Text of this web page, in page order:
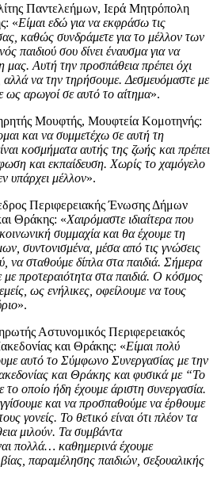
Παντελεήμων, Ιερά Μητρόπολη
«Είμαι εδώ για να εκφράσω τις
καθώς συνδράμετε για το μέλλον των
παιδιού σου δίνει έναυσμα για να
μας. Αυτή την προσπάθεια πρέπει όχι
να την τηρήσουμε. Δεσμευόμαστε με
ως αρωγοί σε αυτό το αίτημα».
Μουφτής, Μουφτεία Κομοτηνής:
και να συμμετέχω σε αυτή τη
κοσμήματα αυτής της ζωής και πρέπει
και εκπαίδευση. Χωρίς το χαμόγελο
υπάρχει μέλλον».
Περιφερειακής Ένωσης Δήμων
Θράκης: «Χαιρόμαστε ιδιαίτερα που
συμμαχία και θα έχουμε τη
συντονισμένα, μέσα από τις γνώσεις
να σταθούμε δίπλα στα παιδιά. Σήμερα
προτεραιότητα στα παιδιά. Ο κόσμος
ως ενήλικες, οφείλουμε να τους
».
Αστυνομικός Περιφερειακός
και Θράκης: «Είμαι πολύ
αυτό το Σύμφωνο Συνεργασίας με την
και Θράκης και φυσικά με “Το
οποίο ήδη έχουμε άριστη συνεργασία.
και να προσπαθούμε να έρθουμε
γονείς. Το θετικό είναι ότι πλέον τα
μιλούν. Τα συμβάντα
πολλά… καθημερινά έχουμε
παραμέλησης παιδιών, σεξουαλικής